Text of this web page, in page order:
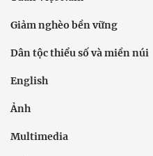
Giảm nghèo bền vững
Dân tộc thiểu số và miền núi
English
Ảnh
Multimedia